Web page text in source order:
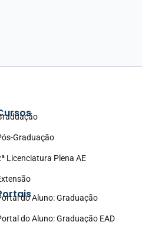
Graduação
Licenciatura Plena AE
do Aluno: Graduação
do Aluno: Graduação EAD